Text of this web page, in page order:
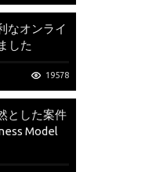
なオンライ
した
19578
とした案件
Model